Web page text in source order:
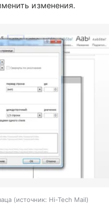
изменения.
источник: Hi-Tech Mail